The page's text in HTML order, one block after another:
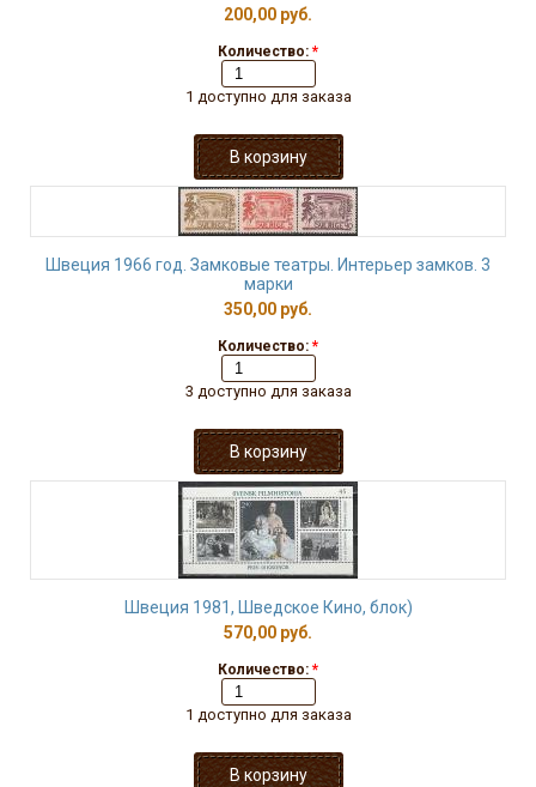
200,00 руб.
Количество: *
1 доступно для заказа
Швеция 1966 год. Замковые театры. Интерьер замков. 3
марки
350,00 руб.
Количество: *
3 доступно для заказа
Швеция 1981, Шведское Кино, блок)
570,00 руб.
Количество: *
1 доступно для заказа